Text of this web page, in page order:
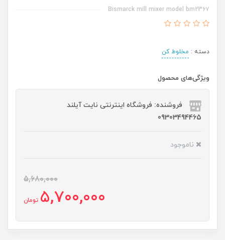
Bismarck mill mixer model bm2367
دسته : مخلوط کن
ویژگی‌های محصول
فروشنده: فروشگاه اینترنتی نایت آیلند
09303494465
ناموجود
5,680,000
5,700,000 تومان